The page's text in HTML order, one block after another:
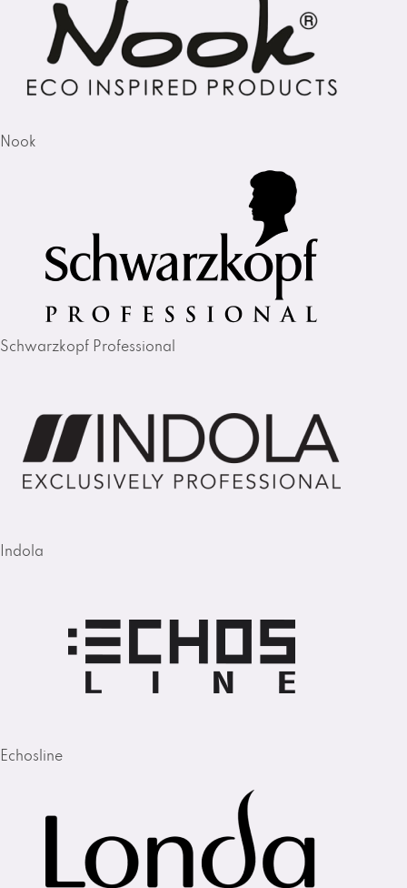
Nook
Schwarzkopf Professional
Indola
Echosline